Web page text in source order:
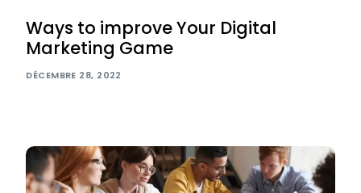
Ways to improve Your Digital
Marketing Game
DÉCEMBRE 28, 2022